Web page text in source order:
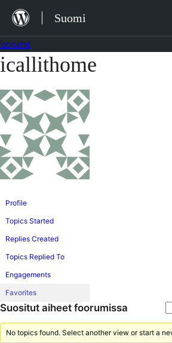
Siirry
sisältöön
Suomi
Skip
content
icallithome
Profile
Topics Started
Replies Created
Topics Replied To
Engagements
Favorites
Suositut aiheet foorumissa
No topics found. Select another view or start a